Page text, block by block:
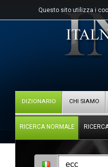
Questo sito utilizza i
DIZIONARIO CHI SIAMO
RICERCA NORMALE